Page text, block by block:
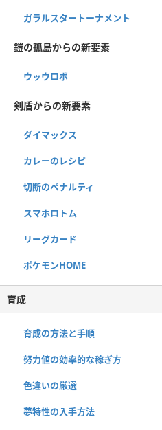
ガラルスタートーナメント
鎧の孤島からの新要素
ウッウロボ
剣盾からの新要素
ダイマックス
カレーのレシピ
切断のペナルティ
スマホロトム
リーグカード
ポケモンHOME
育成
育成の方法と手順
努力値の効率的な稼ぎ方
色違いの厳選
夢特性の入手方法